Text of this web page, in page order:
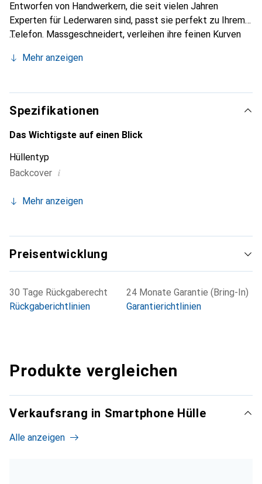
Entworfen von Handwerkern, die seit vielen Jahren
Experten für Lederwaren sind, passt sie perfekt zu Ihrem
Telefon. Massgeschneidert, verleihen ihre feinen Kurven
unverzichtbaren Accessoire Ihres Smartphones.
die Marke Noreve eine sichere Wahl für eine
anspruchsvolle Kundschaft.
Mehr anzeigen
Spezifikationen
Das Wichtigste auf einen Blick
Hüllentyp
Backcover i
Mehr anzeigen
Preisentwicklung
30 Tage Rückgaberecht
Rückgaberichtlinien
24 Monate Garantie (Bring-In)
Garantierichtlinien
Produkte vergleichen
Verkaufsrang in Smartphone Hülle
Alle anzeigen